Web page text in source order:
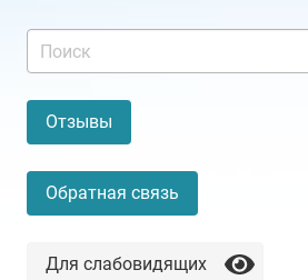
Отзывы
Обратная связь
Для слабовидящих